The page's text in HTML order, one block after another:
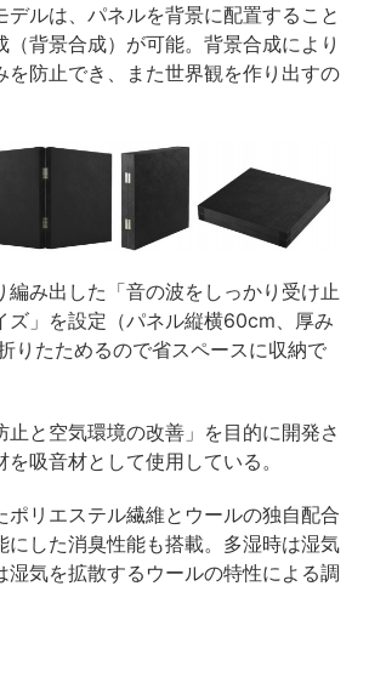
デルは、パネルを背景に配置すること
（背景合成）が可能。背景合成により
を防止でき、また世界観を作り出すの
編み出した「音の波をしっかり受け止
ズ」を設定（パネル縦横60cm、厚み
りたためるので省スペースに収納で
止と空気環境の改善」を目的に開発さ
吸音材として使用している。
ポリエステル繊維とウールの独自配合
にした消臭性能も搭載。多湿時は湿気
湿気を拡散するウールの特性による調